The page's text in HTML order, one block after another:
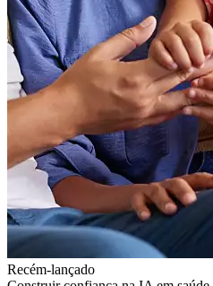
Recém-lançado